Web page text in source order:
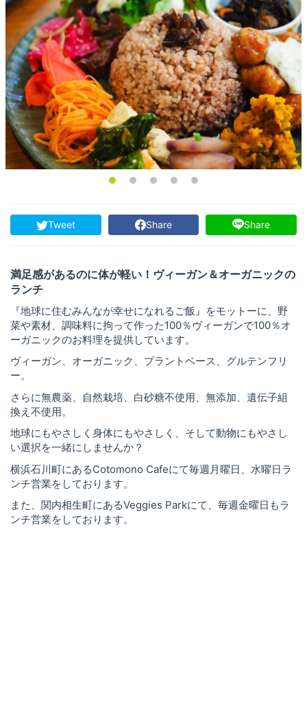
Tweet Share Share
満足感があるのに体が軽い！ヴィーガン＆オーガニックの
ランチ
『地球に住むみんなが幸せになれるご飯』をモットーに、野
菜や素材、調味料に拘って作った100％ヴィーガンで100％オ
ーガニックのお料理を提供しています。
ヴィーガン、オーガニック、プラントベース、グルテンフリ
ー。
さらに無農薬、自然栽培、白砂糖不使用、無添加、遺伝子組
換え不使用。
地球にもやさしく身体にもやさしく、そして動物にもやさし
い選択を一緒にしませんか？
横浜石川町にあるCotomono Cafeにて毎週月曜日、水曜日ラ
ンチ営業をしております。
また、関内相生町にあるVeggies Parkにて、毎週金曜日もラ
ンチ営業をしております。